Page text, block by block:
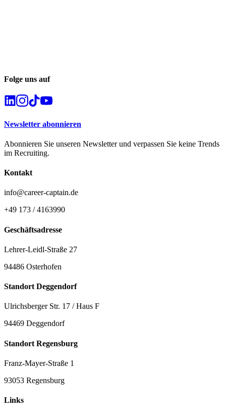
Folge uns auf
Newsletter abonnieren
Abonnieren Sie unseren Newsletter und verpassen Sie keine Trends
im Recruiting.
Kontakt
info@career-captain.de
+49 173 / 4163990
Geschäftsadresse
Lehrer-Leidl-Straße 27
94486 Osterhofen
Standort Deggendorf
Ulrichsberger Str. 17 / Haus F
94469 Deggendorf
Standort Regensburg
Franz-Mayer-Straße 1
93053 Regensburg
Links